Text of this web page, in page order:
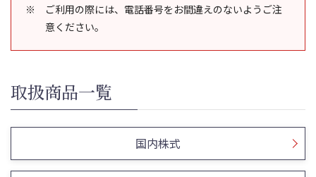
ご利用の際には、電話番号をお間違えのないようご注
意ください。
取扱商品一覧
国内株式